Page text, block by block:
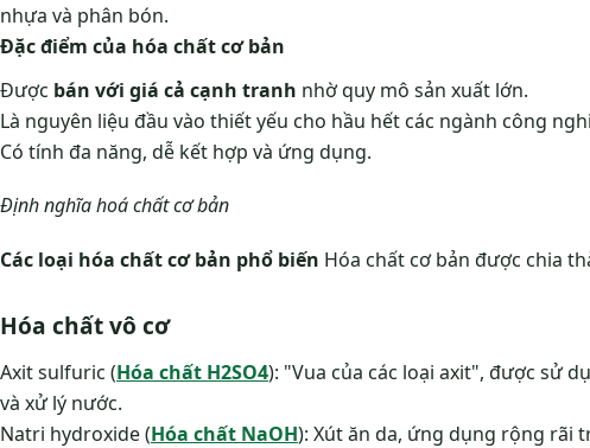
nhựa và phân bón.
Đặc điểm của hóa chất cơ bản
Được bán với giá cả cạnh tranh nhờ quy mô sản xuất lớn.
Là nguyên liệu đầu vào thiết yếu cho hầu hết các ngành công
Có tính đa năng, dễ kết hợp và ứng dụng.
Định nghĩa hoá chất cơ bản
Các loại hóa chất cơ bản phổ biến Hóa chất cơ bản được chia
Hóa chất vô cơ
Axit sulfuric (Hóa chất H2SO4): "Vua của các loại axit", được sử
và xử lý nước.
Natri hydroxide (Hóa chất NaOH): Xút ăn da, ứng dụng rộng rãi